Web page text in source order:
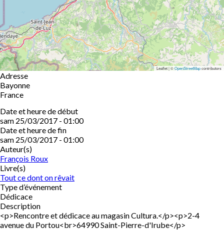
Leaflet | ©OpenStreetMapcontributors
Adresse
Bayonne
France
Date et heure de début
sam 25/03/2017 - 01:00
Date et heure de fin
sam 25/03/2017 - 01:00
Auteur(s)
François Roux
Livre(s)
Tout ce dont on rêvait
Type d’événement
Dédicace
Description
<p>Rencontre et dédicace au magasin Cultura.</p><p>2-4
avenue du Portou<br>64990 Saint-Pierre-d'Irube</p>